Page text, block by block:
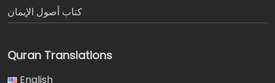
كتاب أصول الإيمان
Quran Translations
English